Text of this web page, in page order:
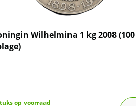
Wilhelmina 1 kg 2008 (100
op voorraad